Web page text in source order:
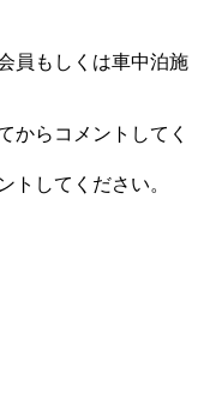
員もしくは車中泊施
からコメントしてく
トしてください。